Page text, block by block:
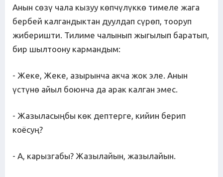
Анын сөзү чала кызуу көпчүлүккө тимеле жага
бербей калгандыктан дуулдап сүрөп, тооруп
жиберишти. Тилиме чалынып жыгылып баратып,
бир шылтоону кармандым:
- Жеке, Жеке, азырынча акча жок эле. Анын
үстүнө айыл боюнча да арак калган эмес.
- Жазыласыңбы көк дептерге, кийин берип
коёсуң?
- А, карызгабы? Жазылайын, жазылайын.